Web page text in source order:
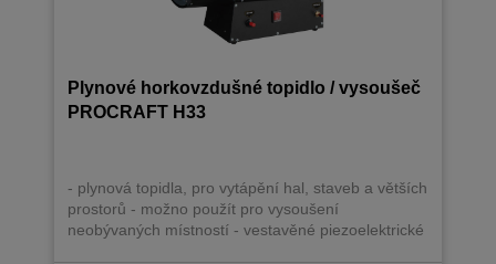
Plynové horkovzdušné topidlo / vysoušeč
PROCRAFT H33
- plynová topidla, pro vytápění hal, staveb a větších
prostorů - možno použít pro vysoušení
neobývaných místností - vestavěné piezoelektrické